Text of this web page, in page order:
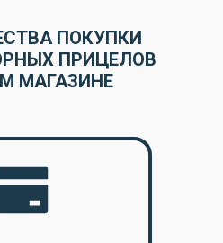
ПОКУПКИ
ПРИЦЕЛОВ
МАГАЗИНЕ